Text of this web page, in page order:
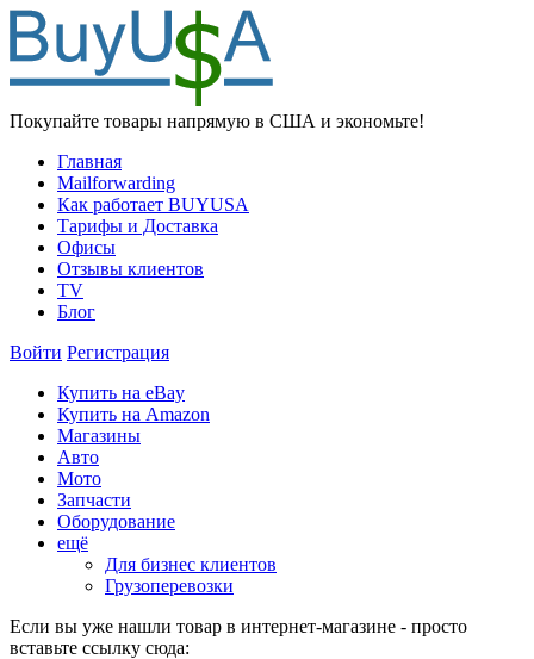
Покупайте товары напрямую в США и экономьте!
Главная
Mailforwarding
Как работает BUYUSA
Тарифы и Доставка
Офисы
Отзывы клиентов
TV
Блог
Войти Регистрация
Купить на eBay
Купить на Amazon
Магазины
Авто
Мото
Запчасти
Оборудование
ещё
Для бизнес клиентов
Грузоперевозки
Если вы уже нашли товар в интернет-магазине - просто
вставьте ссылку сюда: